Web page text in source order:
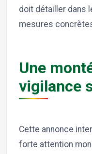
doit détailler dans
mesures
Une
vigilance
Cette annonce
forte attention